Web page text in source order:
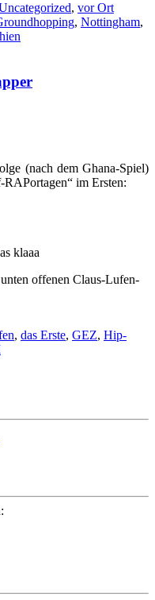
, vor Ort
, Nottingham,
(nach dem Ghana-Spiel)
im Ersten:
klaaa
offenen Claus-Lufen-
, das Erste, GEZ, Hip-